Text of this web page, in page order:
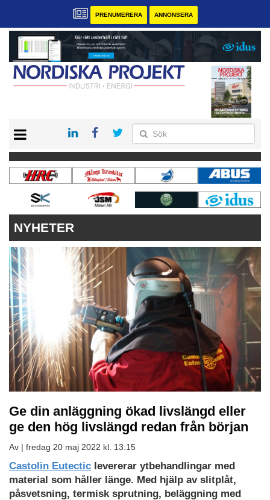
PRENUMERERA ANNONSERA
KONTAKT
VÅRA ANDRA MAGASIN
PRENUMERERA
NYHETER
Ge din anläggning ökad livslängd eller
ge den hög livslängd redan från början
Av | fredag 20 maj 2022 kl. 13:15
Castolin Eutectic levererar ytbehandlingar med
material som håller länge. Med hjälp av slitplåt,
påsvetsning, termisk sprutning, beläggning med